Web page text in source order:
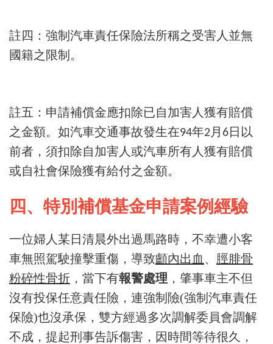
註四：強制汽車責任保險法所稱之受害人並無
國籍之限制。
註五：申請補償金應扣除已自加害人獲有賠償
之金額。如汽車交通事故發生在94年2 月 6日以
前者，須扣除自加害人或汽車所有人獲有賠償
或自社會保險獲有給付之金額。
四、特別補償基金申請案例經驗
一位婦人某日清晨外出過馬路時，不幸遭小客
車無照駕駛撞擊重傷，導致顱內出血 、 脛腓骨
粉碎性骨折 ，當下有報警處理 ，肇事車主不但
沒有投保任意責任險，連強制險(強制汽車責任
保險)也沒承保，雙方經過多次調解委員會調解
不成，提起刑事告訴傷害，因時間等待很久，